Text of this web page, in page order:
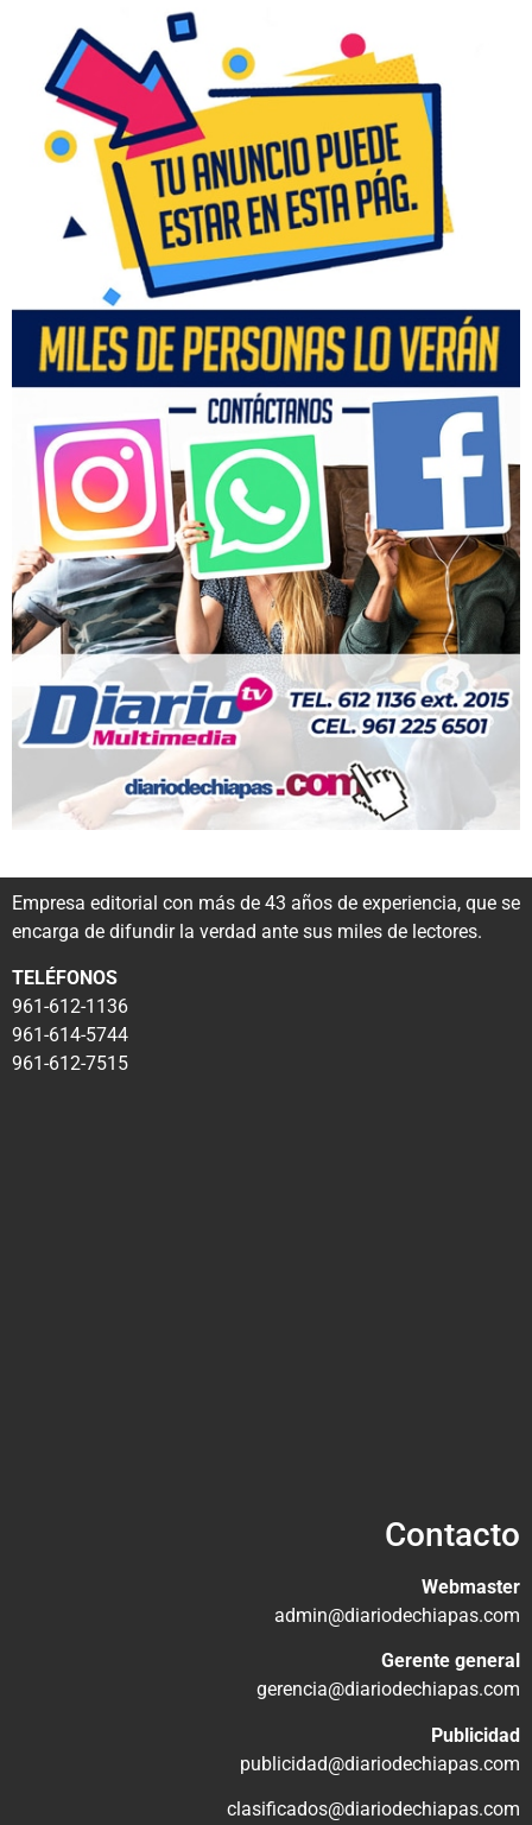
Empresa editorial con más de 43 años de experiencia, que se
encarga de difundir la verdad ante sus miles de lectores.
TELÉFONOS
961-612-1136
961-614-5744
961-612-7515
Contacto
Webmaster
admin@diariodechiapas.com
Gerente general
gerencia@diariodechiapas.com
Publicidad
publicidad@diariodechiapas.com
clasificados@diariodechiapas.com